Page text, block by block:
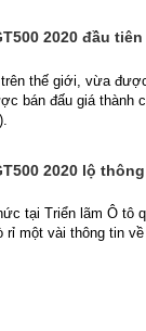
2020 đầu
thế giới, vừa
bán đấu giá thành
2020 lộ
tại Triển lãm Ô tô
rỉ một vài thông tin